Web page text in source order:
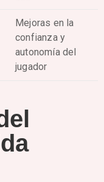
Mejoras en la
confianza y
autonomía del
jugador